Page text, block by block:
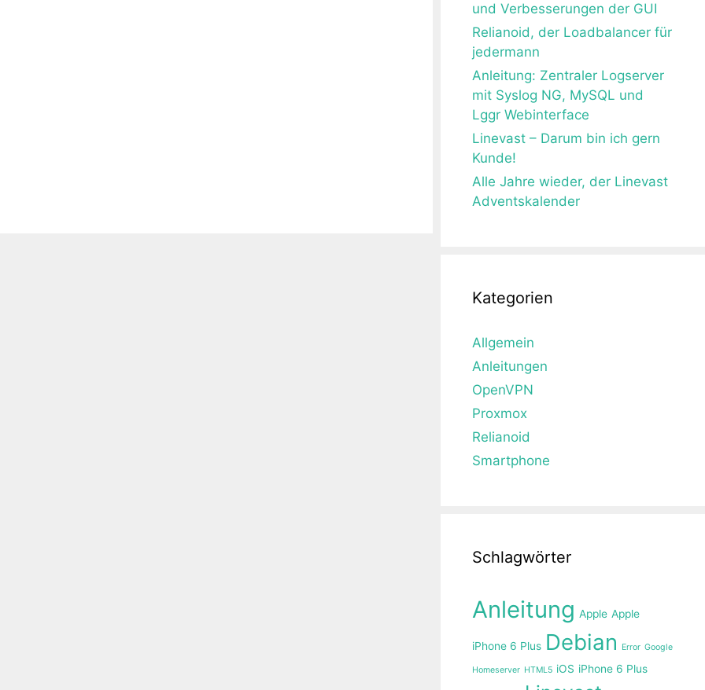
und Verbesserungen der GUI
Relianoid, der Loadbalancer für
jedermann
Anleitung: Zentraler Logserver
mit Syslog NG, MySQL und
Lggr Webinterface
Linevast – Darum bin ich gern
Kunde!
Alle Jahre wieder, der Linevast
Adventskalender
Kategorien
Allgemein
Anleitungen
OpenVPN
Proxmox
Relianoid
Smartphone
Schlagwörter
Anleitung Apple Apple
iPhone 6 Plus Debian Error Google
Homeserver HTML5 iOS iPhone 6 Plus